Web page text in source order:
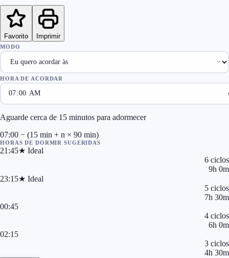
Favorito Imprimir
MODO
HORA DE ACORDAR
Aguarde cerca de 15 minutos para adormecer
07:00 − (15 min + n × 90 min)
HORAS DE DORMIR SUGERIDAS
21:45★ Ideal
6 ciclos
9h 0m
23:15★ Ideal
5 ciclos
7h 30m
00:45
4 ciclos
6h 0m
02:15
3 ciclos
4h 30m